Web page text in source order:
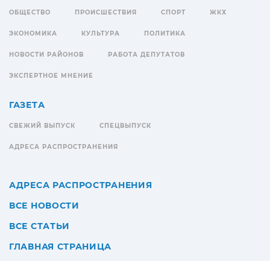
ОБЩЕСТВО ПРОИСШЕСТВИЯ СПОРТ ЖКХ
ЭКОНОМИКА КУЛЬТУРА ПОЛИТИКА
НОВОСТИ РАЙОНОВ РАБОТА ДЕПУТАТОВ
ЭКСПЕРТНОЕ МНЕНИЕ
ГАЗЕТА
СВЕЖИЙ ВЫПУСК СПЕЦВЫПУСК
АДРЕСА РАСПРОСТРАНЕНИЯ
АДРЕСА РАСПРОСТРАНЕНИЯ
ВСЕ НОВОСТИ
ВСЕ СТАТЬИ
ГЛАВНАЯ СТРАНИЦА